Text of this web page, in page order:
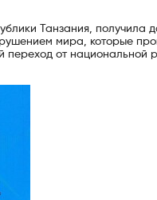
Танзания, получила
мира, которые
переход от национальной